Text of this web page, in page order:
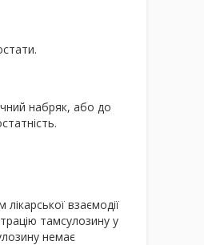
набряк, або до
взаємодії
тамсулозину у
немає